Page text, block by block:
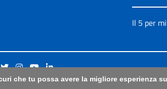
Il 5 per
che tu possa avere la migliore esperienza